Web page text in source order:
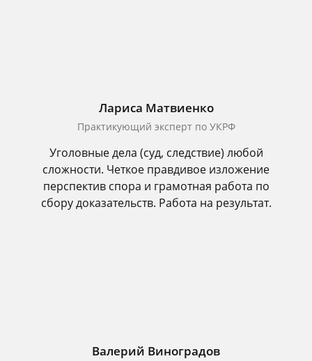
Лариса Матвиенко
Практикующий эксперт по УКРФ
Уголовные дела (суд, следствие) любой
сложности. Четкое правдивое изложение
перспектив спора и грамотная работа по
сбору доказательств. Работа на результат.
Валерий Виноградов